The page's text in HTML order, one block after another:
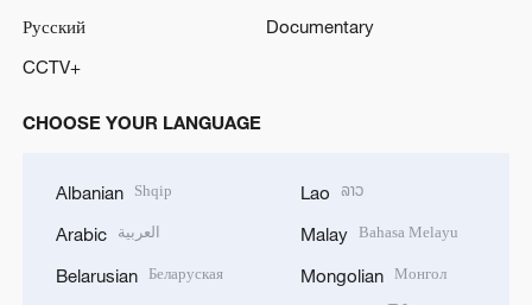
Русский
Documentary
CCTV+
CHOOSE YOUR LANGUAGE
Albanian Shqip
Arabic العربية
Belarusian Беларуская
Lao ລາວ
Malay Bahasa Melayu
Mongolian Монгол